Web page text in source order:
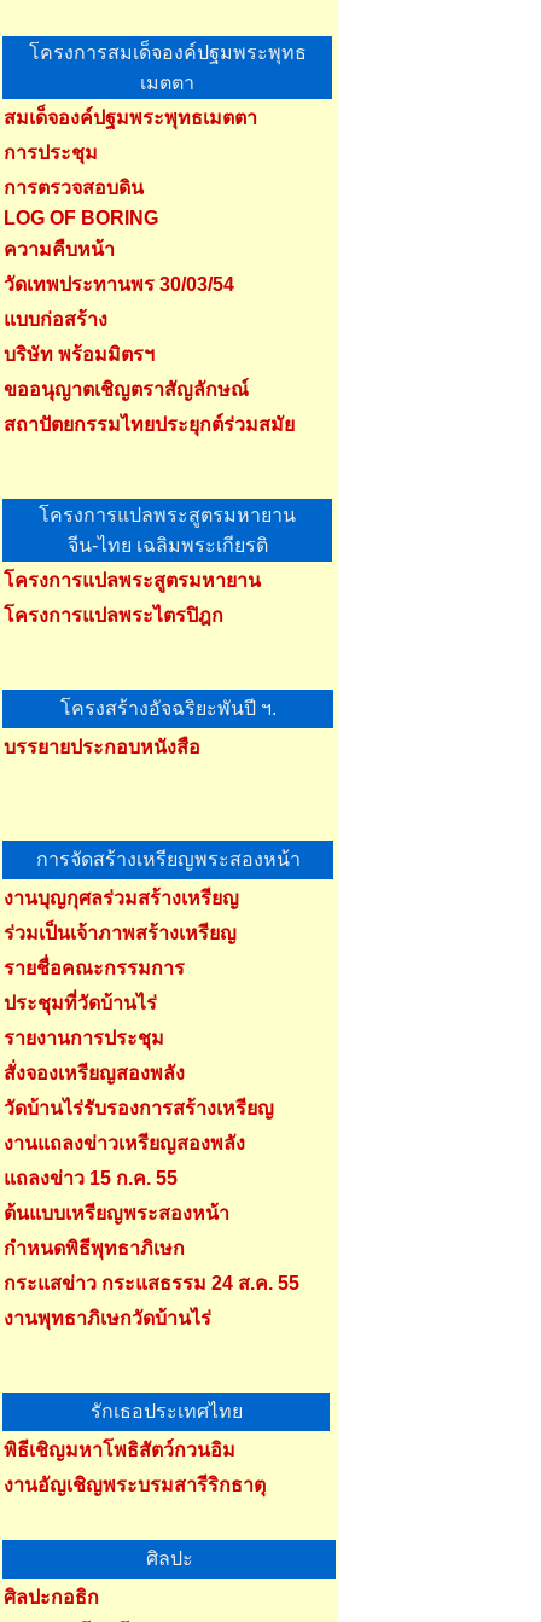
โครงการสมเด็จองค์ปฐมพระพุทธ
เมตตา
สมเด็จองค์ปฐมพระพุทธเมตตา
การประชุม
การตรวจสอบดิน
LOG OF BORING
ความคืบหน้า
วัดเทพประทานพร 30/03/54
แบบก่อสร้าง
บริษัท พร้อมมิตรฯ
ขออนุญาตเชิญตราสัญลักษณ์
สถาปัตยกรรมไทยประยุกต์ร่วมสมัย
โครงการแปลพระสูตรมหายาน
จีน-ไทย เฉลิมพระเกียรติ
โครงการแปลพระสูตรมหายาน
โครงการแปลพระไตรปิฎก
โครงสร้างอัจฉริยะพันปี ฯ.
บรรยายประกอบหนังสือ
การจัดสร้างเหรียญพระสองหน้า
งานบุญกุศลร่วมสร้างเหรียญ
ร่วมเป็นเจ้าภาพสร้างเหรียญ
รายชื่อคณะกรรมการ
ประชุมที่วัดบ้านไร่
รายงานการประชุม
สั่งจองเหรียญสองพลัง
วัดบ้านไร่รับรองการสร้างเหรียญ
งานแถลงข่าวเหรียญสองพลัง
แถลงข่าว 15 ก.ค. 55
ต้นแบบเหรียญพระสองหน้า
กำหนดพิธีพุทธาภิเษก
กระแสข่าว กระแสธรรม 24 ส.ค. 55
งานพุทธาภิเษกวัดบ้านไร่
รักเธอประเทศไทย
พิธีเชิญมหาโพธิสัตว์กวนอิม
งานอัญเชิญพระบรมสารีริกธาตุ
ศิลปะ
ศิลปะกอธิก